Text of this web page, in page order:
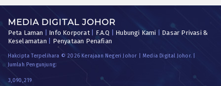
MEDIA DIGITAL JOHOR
Peta Laman Info Korporat| F.A.Q Hubungi Kami
Dasar Privasi &
Keselamatan
Penyataan Penafian
Hakcipta Terpelihara © 2026 Kerajaan Negeri Johor | Media Digital Johor. |
Jumlah Pengunjung:
3,090,219